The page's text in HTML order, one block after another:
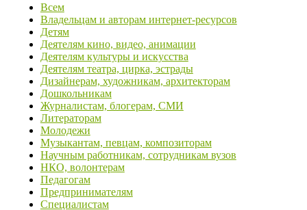
Всем
Владельцам и авторам интернет-ресурсов
Детям
Деятелям кино, видео, анимации
Деятелям культуры и искусства
Деятелям театра, цирка, эстрады
Дизайнерам, художникам, архитекторам
Дошкольникам
Журналистам, блогерам, СМИ
Литераторам
Молодежи
Музыкантам, певцам, композиторам
Научным работникам, сотрудникам вузов
НКО, волонтерам
Педагогам
Предпринимателям
Специалистам